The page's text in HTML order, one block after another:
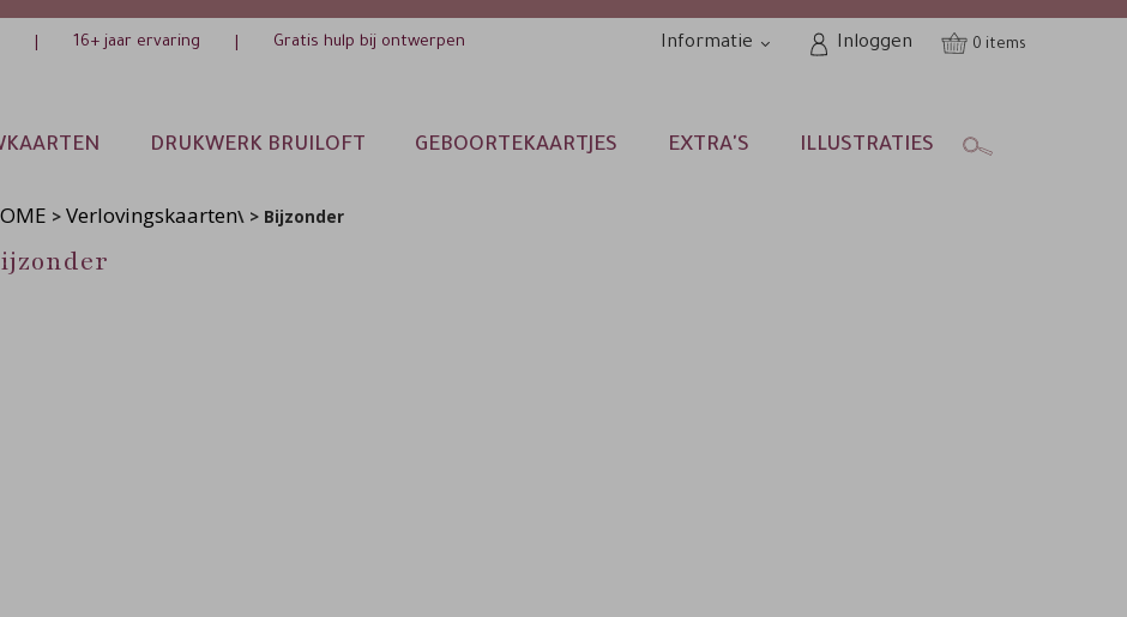
16+ jaar ervaring Gratis hulp bij ontwerpen Informatie Inloggen 0
DRUKWERK BRUILOFT GEBOORTEKAARTJES EXTRA'S ILLUSTRATIES
> Verlovingskaarten\ > Bijzonder